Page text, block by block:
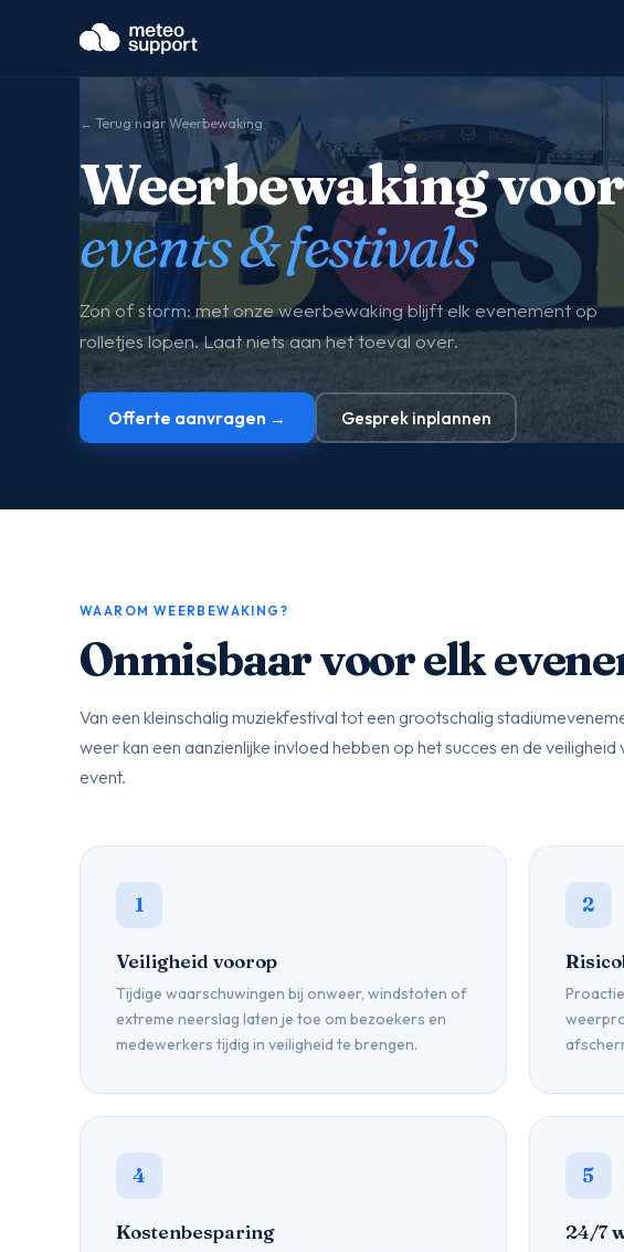
← Terug naar Weerbewaking
Weerbewaking voor
events & festivals
Zon of storm: met onze weerbewaking blijft elk evenement op
rolletjes lopen. Laat niets aan het toeval over.
Offerte aanvragen → Gesprek inplannen
WAAROM WEERBEWAKING?
Onmisbaar voor elk
Van een kleinschalig muziekfestival tot een grootschalig
weer kan een aanzienlijke invloed hebben op het succes en de veiligheid
event.
1
Veiligheid voorop
Tijdige waarschuwingen bij onweer, windstoten of
extreme neerslag laten je toe om bezoekers en
medewerkers tijdig in veiligheid te brengen.
2
4
Kostenbesparing
5
24/7